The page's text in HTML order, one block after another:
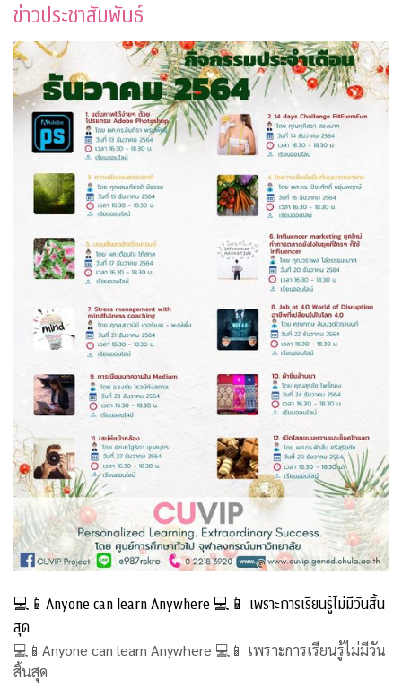
ข่าวประชาสัมพันธ์
💻📱Anyone can learn Anywhere 💻📱 เพราะการเรียนรู้ไม่มีวันสิ้น
สุด
💻📱Anyone can learn Anywhere 💻📱 เพราะการเรียนรู้ไม่มีวัน
สิ้นสุด